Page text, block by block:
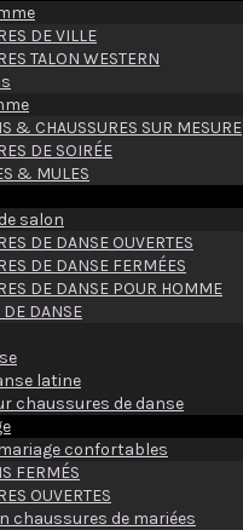
DE VILLE
TALON WESTERN
& CHAUSSURES SUR MESURE
DE SOIRÉE
& MULES
salon
DE DANSE OUVERTES
DE DANSE FERMÉES
DE DANSE POUR HOMME
DE DANSE
latine
chaussures de danse
confortables
FERMÉS
OUVERTES
chaussures de mariées